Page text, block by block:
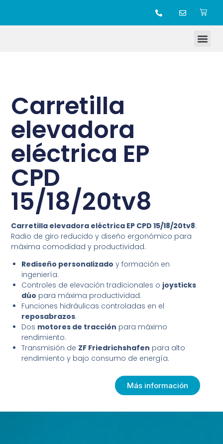
Carretilla
elevadora
eléctrica EP
CPD
15/18/20tv8
Carretilla elevadora eléctrica EP CPD 15/18/20tv8:
Radio de giro reducido y diseño ergonómico para
máxima comodidad y productividad.
Rediseño personalizado y formación en
ingeniería.
Controles de elevación tradicionales o joysticks
dúo para máxima productividad.
Funciones hidráulicas controladas en el
reposabrazos.
Dos motores de tracción para máximo
rendimiento.
Transmisión de ZF Friedrichshafen para alto
rendimiento y bajo consumo de energía.
Más información